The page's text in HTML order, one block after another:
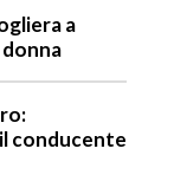
a
conducente